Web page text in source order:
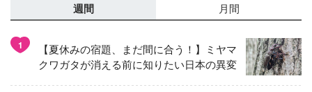
週間 月間
1
【夏休みの宿題、まだ間に合う！】ミヤマ
クワガタが消える前に知りたい日本の異変